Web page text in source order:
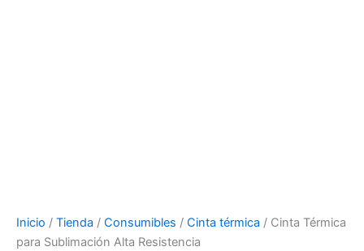
Inicio / Tienda / Consumibles / Cinta térmica / Cinta Térmica
para Sublimación Alta Resistencia